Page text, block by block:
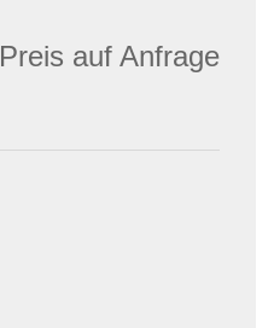
Preis auf Anfrage